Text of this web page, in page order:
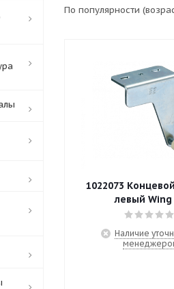
По популярности
1022073
левый Wing
Наличие